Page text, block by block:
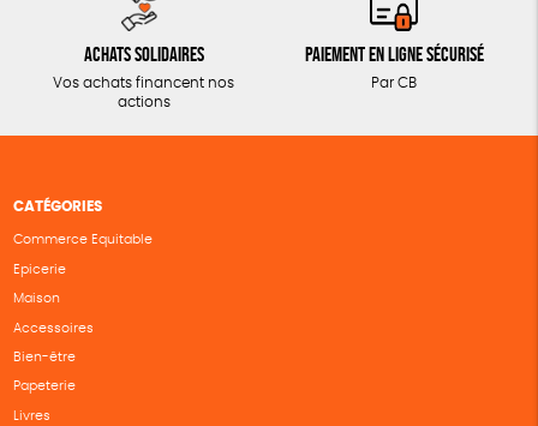
Achats solidaires
Vos achats financent nos
actions
Paiement en ligne sécurisé
Par CB
CATÉGORIES
Commerce Equitable
Epicerie
Maison
Accessoires
Bien-être
Papeterie
Livres